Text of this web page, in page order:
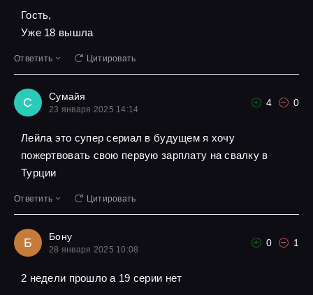
Гость,
Уже 18 вышла
Ответить Цитировать
С Сумайя
23 января 2025 14:14
4 0
Лейла это супер сериал в будущем я хочу
пожертвовать свою первую зарплату на свалку в
Турции
Ответить Цитировать
Б Бону
28 января 2025 10:08
0 1
2 недели прошло а 19 серии нет